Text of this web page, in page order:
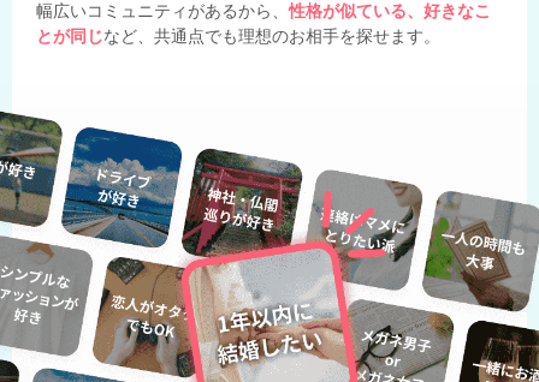
幅広いコミュニティがあるから、性格が似ている、好きなこ
とが同じなど、共通点でも理想のお相手を探せます。